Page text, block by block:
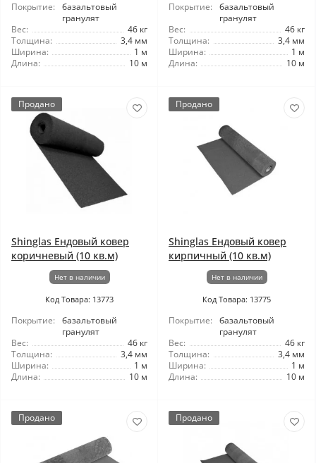
Покрытие:
базальтовый
гранулят
Вес:
46 кг
Толщина:
3,4 мм
Ширина:
1 м
Длина:
10 м
Покрытие:
базальтовый
гранулят
Вес:
46 кг
Толщина:
3,4 мм
Ширина:
1 м
Длина:
10 м
Продано
Shinglas Ендовый ковер
коричневый (10 кв.м)
Нет в наличии
Код Товара: 13773
Покрытие:
базальтовый
гранулят
Вес:
46 кг
Толщина:
3,4 мм
Ширина:
1 м
Длина:
10 м
Продано
Shinglas Ендовый ковер
кирпичный (10 кв.м)
Нет в наличии
Код Товара: 13775
Покрытие:
базальтовый
гранулят
Вес:
46 кг
Толщина:
3,4 мм
Ширина:
1 м
Длина:
10 м
Продано Продано